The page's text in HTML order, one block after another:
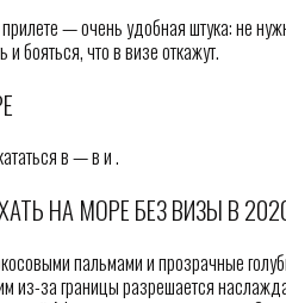
— очень удобная штука: не
бояться, что в визе откажут.
в — в и .
НА МОРЕ БЕЗ ВИЗЫ В
пальмами и прозрачные
из-за границы разрешается